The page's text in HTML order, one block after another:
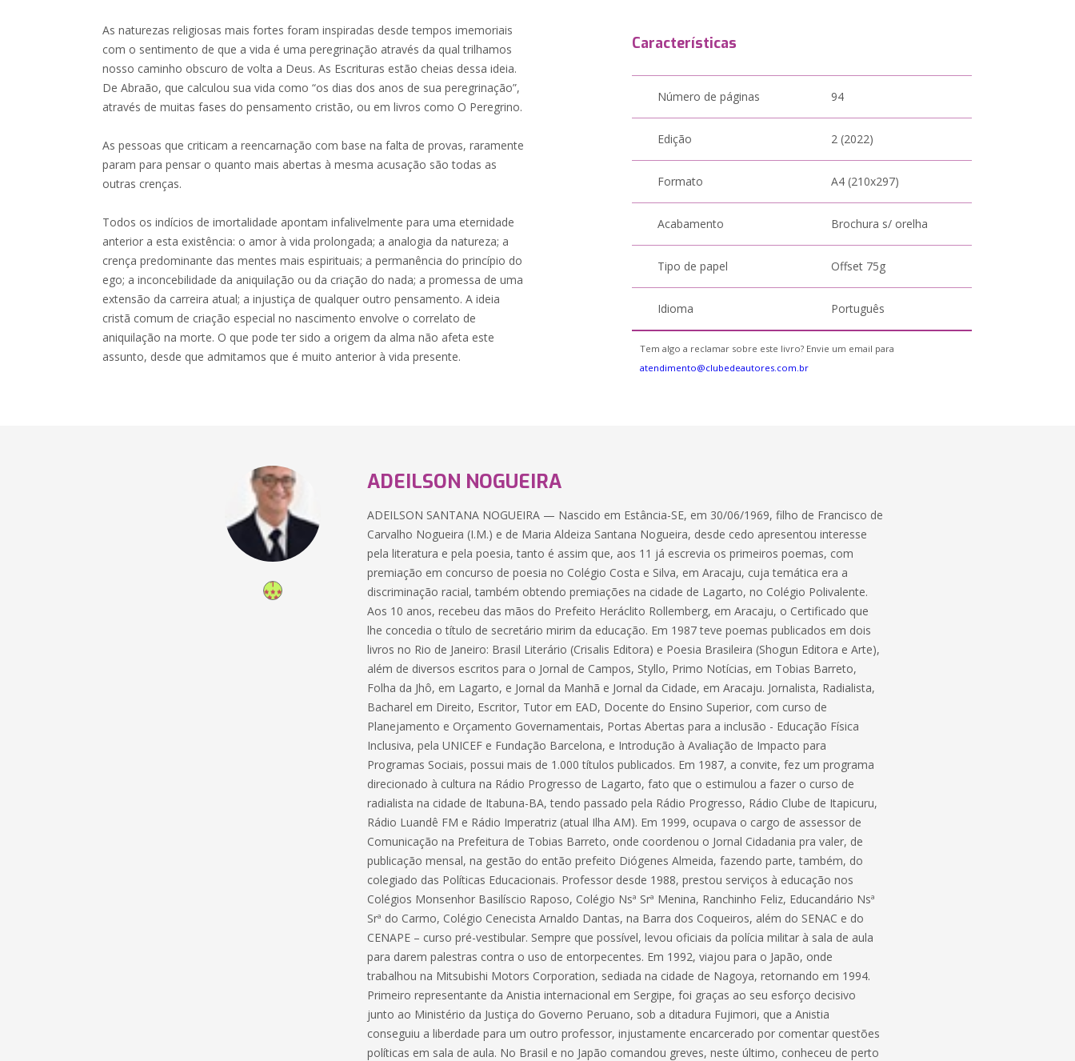
As naturezas religiosas mais fortes foram inspiradas desde tempos imemoriais
com o sentimento de que a vida é uma peregrinação através da qual trilhamos
nosso caminho obscuro de volta a Deus. As Escrituras estão cheias dessa ideia.
De Abraão, que calculou sua vida como “os dias dos anos de sua peregrinação”,
através de muitas fases do pensamento cristão, ou em livros como O Peregrino.
As pessoas que criticam a reencarnação com base na falta de provas, raramente
param para pensar o quanto mais abertas à mesma acusação são todas as
outras crenças.
Todos os indícios de imortalidade apontam infalivelmente para uma eternidade
anterior a esta existência: o amor à vida prolongada; a analogia da natureza; a
crença predominante das mentes mais espirituais; a permanência do princípio do
ego; a inconcebilidade da aniquilação ou da criação do nada; a promessa de uma
extensão da carreira atual; a injustiça de qualquer outro pensamento. A ideia
cristã comum de criação especial no nascimento envolve o correlato de
aniquilação na morte. O que pode ter sido a origem da alma não afeta este
assunto, desde que admitamos que é muito anterior à vida presente.
Características
Número de páginas 94
Edição 2 (2022)
Formato A4 (210x297)
Acabamento Brochura s/ orelha
Tipo de papel Offset 75g
Idioma Português
Tem algo a reclamar sobre este livro? Envie um email para
atendimento@clubedeautores.com.br
ADEILSON NOGUEIRA
ADEILSON SANTANA NOGUEIRA — Nascido em Estância-SE, em 30/06/1969, filho de Francisco de
Carvalho Nogueira (I.M.) e de Maria Aldeiza Santana Nogueira, desde cedo apresentou interesse
pela literatura e pela poesia, tanto é assim que, aos 11 já escrevia os primeiros poemas, com
premiação em concurso de poesia no Colégio Costa e Silva, em Aracaju, cuja temática era a
discriminação racial, também obtendo premiações na cidade de Lagarto, no Colégio Polivalente.
Aos 10 anos, recebeu das mãos do Prefeito Heráclito Rollemberg, em Aracaju, o Certificado que
lhe concedia o título de secretário mirim da educação. Em 1987 teve poemas publicados em dois
livros no Rio de Janeiro: Brasil Literário (Crisalis Editora) e Poesia Brasileira (Shogun Editora e Arte),
além de diversos escritos para o Jornal de Campos, Styllo, Primo Notícias, em Tobias Barreto,
Folha da Jhô, em Lagarto, e Jornal da Manhã e Jornal da Cidade, em Aracaju. Jornalista, Radialista,
Bacharel em Direito, Escritor, Tutor em EAD, Docente do Ensino Superior, com curso de
Planejamento e Orçamento Governamentais, Portas Abertas para a inclusão - Educação Física
Inclusiva, pela UNICEF e Fundação Barcelona, e Introdução à Avaliação de Impacto para
Programas Sociais, possui mais de 1.000 títulos publicados. Em 1987, a convite, fez um programa
direcionado à cultura na Rádio Progresso de Lagarto, fato que o estimulou a fazer o curso de
radialista na cidade de Itabuna-BA, tendo passado pela Rádio Progresso, Rádio Clube de Itapicuru,
Rádio Luandê FM e Rádio Imperatriz (atual Ilha AM). Em 1999, ocupava o cargo de assessor de
Comunicação na Prefeitura de Tobias Barreto, onde coordenou o Jornal Cidadania pra valer, de
publicação mensal, na gestão do então prefeito Diógenes Almeida, fazendo parte, também, do
colegiado das Políticas Educacionais. Professor desde 1988, prestou serviços à educação nos
Colégios Monsenhor Basilíscio Raposo, Colégio Nsª Srª Menina, Ranchinho Feliz, Educandário Nsª
Srª do Carmo, Colégio Cenecista Arnaldo Dantas, na Barra dos Coqueiros, além do SENAC e do
CENAPE – curso pré-vestibular. Sempre que possível, levou oficiais da polícia militar à sala de aula
para darem palestras contra o uso de entorpecentes. Em 1992, viajou para o Japão, onde
trabalhou na Mitsubishi Motors Corporation, sediada na cidade de Nagoya, retornando em 1994.
Primeiro representante da Anistia internacional em Sergipe, foi graças ao seu esforço decisivo
junto ao Ministério da Justiça do Governo Peruano, sob a ditadura Fujimori, que a Anistia
conseguiu a liberdade para um outro professor, injustamente encarcerado por comentar questões
políticas em sala de aula. No Brasil e no Japão comandou greves, neste último, conheceu de perto